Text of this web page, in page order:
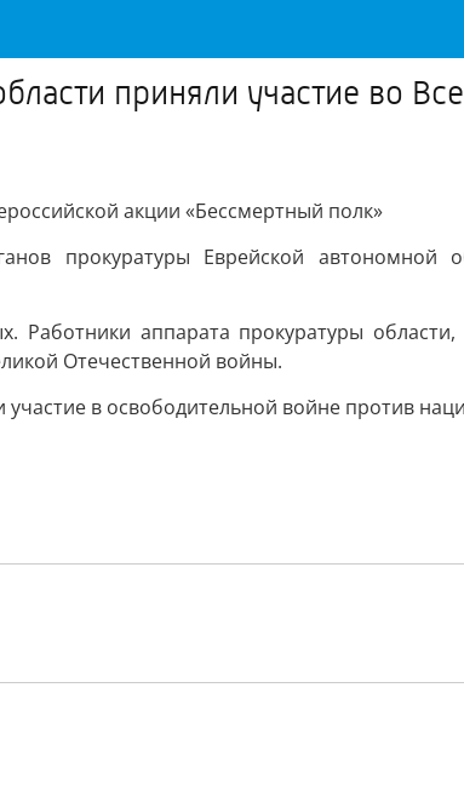
приняли участие во
акции «Бессмертный полк»
прокуратуры Еврейской автономной
аппарата прокуратуры
Отечественной войны.
в освободительной войне против